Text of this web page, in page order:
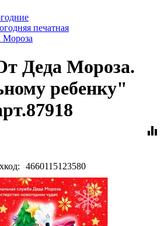
печатная
Мороза
Деда Мороза.
ребенку"
equalizer
4660115123580